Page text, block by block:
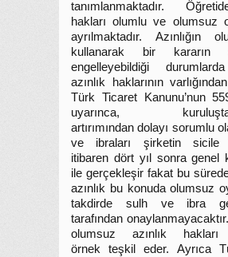
tanımlanmaktadır.
hakları olumlu ve olumsuz
ayrılmaktadır. Azınlığın
kullanarak bir kararın
engelleyebildiği
azınlık haklarının
Türk Ticaret Kanunu’nun
uyarınca,
artırımından dolayı sorumlu
ve ibraları şirketin sicile
itibaren dört yıl sonra genel
ile gerçekleşir fakat bu
azınlık bu konuda olumsuz
takdirde sulh ve ibra
tarafından
olumsuz azınlık hakları
örnek teşkil eder. Ayrıca